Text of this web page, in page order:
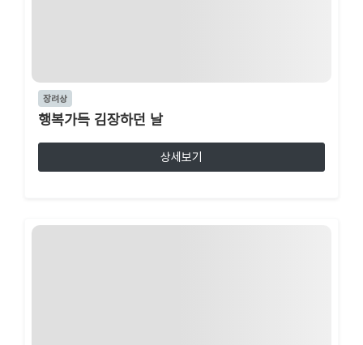
장려상
행복가득 김장하던 날
상세보기